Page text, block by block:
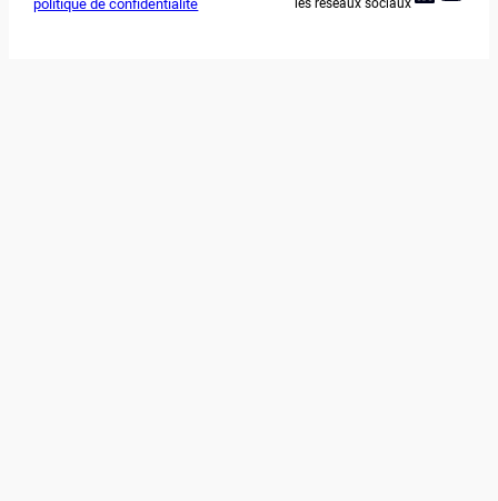
politique de confidentialité
les réseaux sociaux